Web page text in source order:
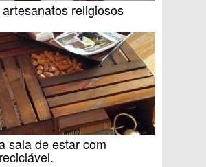
religiosos
sala de estar com